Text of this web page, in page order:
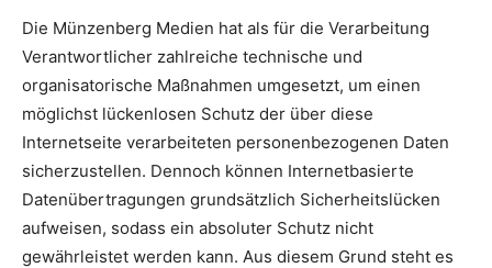
Die Münzenberg Medien hat als für die Verarbeitung
Verantwortlicher zahlreiche technische und
organisatorische Maßnahmen umgesetzt, um einen
möglichst lückenlosen Schutz der über diese
Internetseite verarbeiteten personenbezogenen Daten
sicherzustellen. Dennoch können Internetbasierte
Datenübertragungen grundsätzlich Sicherheitslücken
aufweisen, sodass ein absoluter Schutz nicht
gewährleistet werden kann. Aus diesem Grund steht es